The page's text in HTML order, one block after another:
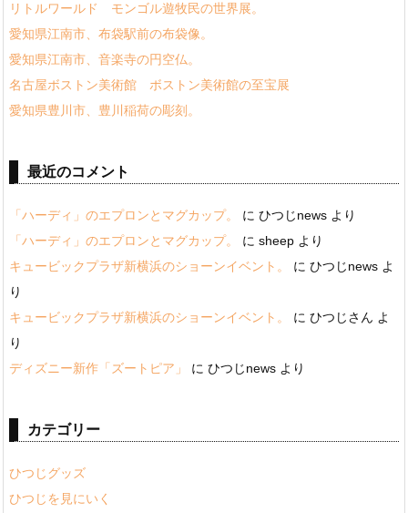
リトルワールド モンゴル遊牧民の世界展。
愛知県江南市、布袋駅前の布袋像。
愛知県江南市、音楽寺の円空仏。
名古屋ボストン美術館 ボストン美術館の至宝展
愛知県豊川市、豊川稲荷の彫刻。
最近のコメント
「ハーディ」のエプロンとマグカップ。 に ひつじnews より
「ハーディ」のエプロンとマグカップ。
に sheep より
キュービックプラザ新横浜のショーンイベント。
に ひつじnews よ
り
キュービックプラザ新横浜のショーンイベント。
に ひつじさん よ
り
ディズニー新作「ズートピア」
に ひつじnews より
カテゴリー
ひつじグッズ
ひつじを見にいく